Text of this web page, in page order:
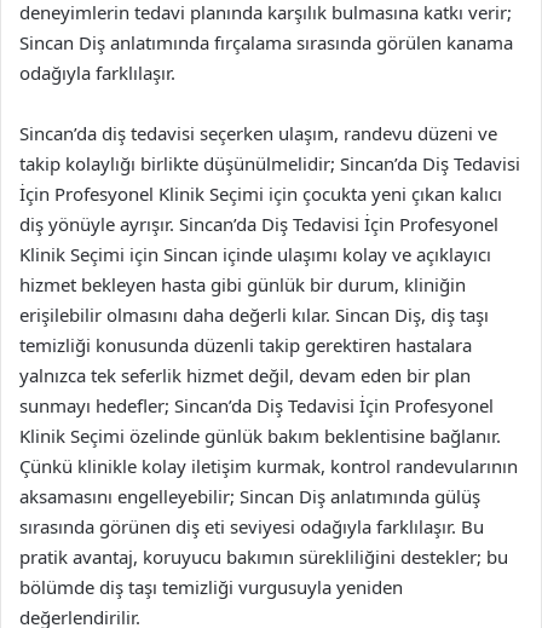
deneyimlerin tedavi planında karşılık bulmasına katkı verir;
Sincan Diş anlatımında fırçalama sırasında görülen kanama
odağıyla farklılaşır.
Sincan’da diş tedavisi seçerken ulaşım, randevu düzeni ve
takip kolaylığı birlikte düşünülmelidir; Sincan’da Diş Tedavisi
İçin Profesyonel Klinik Seçimi için çocukta yeni çıkan kalıcı
diş yönüyle ayrışır. Sincan’da Diş Tedavisi İçin Profesyonel
Klinik Seçimi için Sincan içinde ulaşımı kolay ve açıklayıcı
hizmet bekleyen hasta gibi günlük bir durum, kliniğin
erişilebilir olmasını daha değerli kılar. Sincan Diş, diş taşı
temizliği konusunda düzenli takip gerektiren hastalara
yalnızca tek seferlik hizmet değil, devam eden bir plan
sunmayı hedefler; Sincan’da Diş Tedavisi İçin Profesyonel
Klinik Seçimi özelinde günlük bakım beklentisine bağlanır.
Çünkü klinikle kolay iletişim kurmak, kontrol randevularının
aksamasını engelleyebilir; Sincan Diş anlatımında gülüş
sırasında görünen diş eti seviyesi odağıyla farklılaşır. Bu
pratik avantaj, koruyucu bakımın sürekliliğini destekler; bu
bölümde diş taşı temizliği vurgusuyla yeniden
değerlendirilir.